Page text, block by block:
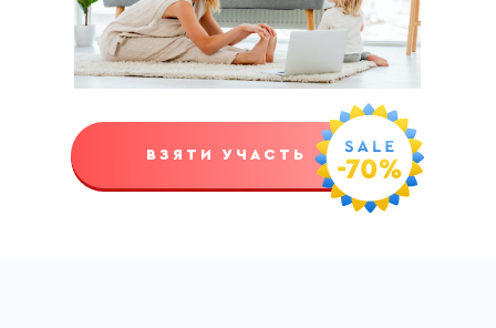
ВЗЯТИ УЧАСТЬ